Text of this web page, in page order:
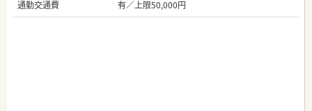
通勤交通費
有／上限50,000円